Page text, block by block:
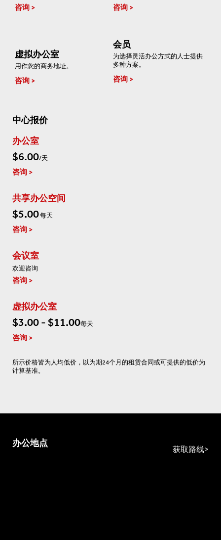
咨询 咨询
虚拟办公室
用作您的商务地址。
咨询
会员
为选择灵活办公方式的人士提供
多种方案。
咨询
中心报价
办公室
$6.00/天
咨询
共享办公空间
$5.00每天
咨询
会议室
欢迎咨询
咨询
虚拟办公室
$3.00 - $11.00每天
咨询
所示价格皆为人均低价，以为期24个月的租赁合同或可提供的低价为
计算基准。
办公地点
获取路线